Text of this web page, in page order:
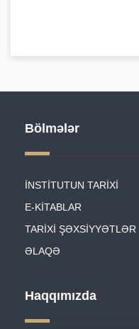
Bölmələr
İNSTİTUTUN TARİXİ
E-KİTABLAR
TARİXİ ŞƏXSİYYƏTLƏR
ƏLAQƏ
Haqqımızda